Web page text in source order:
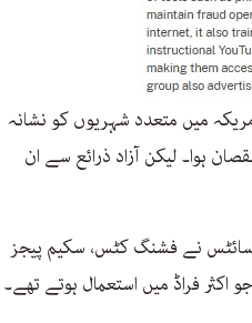
میں متعدد شہریوں کو نشانہ
ڈالر سے زیادہ کا نقصان ہوا۔ لیکن آزاد ذرائع سے ان
نے فشنگ کٹس، سکیم پیجز
فراڈ میں استعمال ہوتے تھے۔